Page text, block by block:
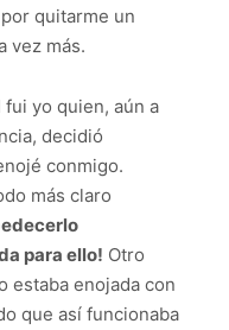
quitarme un
vez más.
yo quien, aún a
decidió
conmigo.
más claro
para ello! Otro
estaba enojada con
que así funcionaba